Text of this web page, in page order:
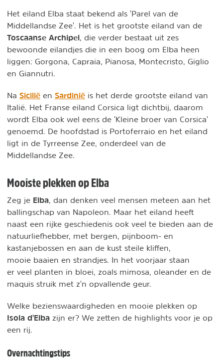
Het eiland Elba staat bekend als 'Parel van de
Middellandse Zee'. Het is het grootste eiland van de
Toscaanse Archipel , die verder bestaat uit zes
bewoonde eilandjes die in een boog om Elba heen
liggen: Gorgona, Capraia, Pianosa, Montecristo, Giglio
en Giannutri.
Na Sicilië en Sardinië is het derde grootste eiland van
Italië. Het Franse eiland Corsica ligt dichtbij, daarom
wordt Elba ook wel eens de 'Kleine broer van Corsica'
genoemd. De hoofdstad is Portoferraio en het eiland
ligt in de Tyrreense Zee, onderdeel van de
Middellandse Zee.
Mooiste plekken op Elba
Zeg je Elba , dan denken veel mensen meteen aan het
ballingschap van Napoleon. Maar het eiland heeft
naast een rijke geschiedenis ook veel te bieden aan de
natuurliefhebber, met bergen, pijnboom- en
kastanjebossen en aan de kust steile kliffen,
mooie baaien en strandjes. In het voorjaar staan
er veel planten in bloei, zoals mimosa, oleander en de
maquis struik met z'n opvallende geur.
Welke bezienswaardigheden en mooie plekken op
Isola d'Elba zijn er? We zetten de highlights voor je op
een rij.
Overnachtingstips